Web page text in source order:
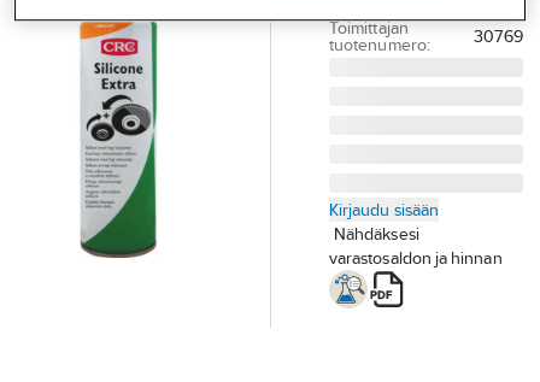
Toimittajan
tuotenumero:
30769
Kirjaudu sisään
Nähdäksesi
varastosaldon ja hinnan